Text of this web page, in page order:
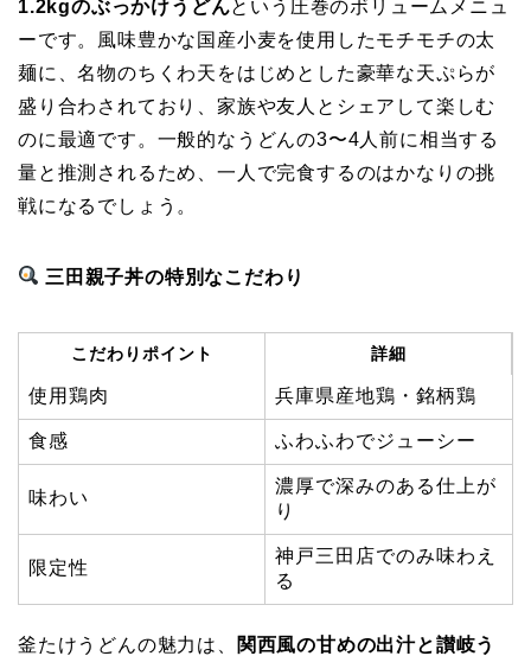
1.2kgのぶっかけうどんという圧巻のボリュームメニュ
ーです。風味豊かな国産小麦を使用したモチモチの太
麺に、名物のちくわ天をはじめとした豪華な天ぷらが
盛り合わされており、家族や友人とシェアして楽しむ
のに最適です。一般的なうどんの3〜4人前に相当する
量と推測されるため、一人で完食するのはかなりの挑
戦になるでしょう。
三田親子丼の特別なこだわり
こだわりポイント 詳細
使用鶏肉 兵庫県産地鶏・銘柄鶏
食感 ふわふわでジューシー
味わい
濃厚で深みのある仕上が
り
限定性
神戸三田店でのみ味わえ
る
釜たけうどんの魅力は、 関西風の甘めの出汁と讃岐う